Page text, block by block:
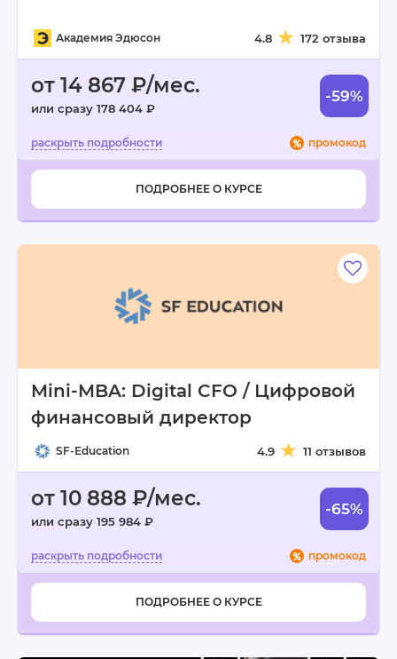
Академия Эдюсон 4.8 172 отзыва
от 14 867 ₽/мес.
или сразу 178 404 ₽
-59%
промокод
ПОДРОБНЕЕ О КУРСЕ
Mini-MBA: Digital CFO / Цифровой
финансовый директор
SF-Education 4.9 11 отзывов
от 10 888 ₽/мес.
или сразу 195 984 ₽
-65%
промокод
ПОДРОБНЕЕ О КУРСЕ